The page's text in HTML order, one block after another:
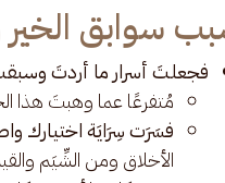
سوابق
فجعلتَ أسرار ما أردتَ
مُتفرعًا عما وهبتَ هذا
فسَرَت سِرَايَة اختيارك
الأخلاق ومن الشِّيَم